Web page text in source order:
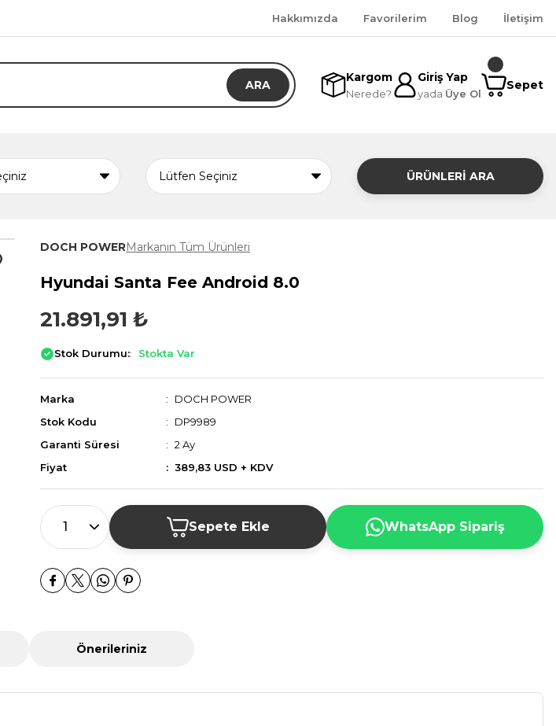
Hakkımızda Favorilerim Blog İletişim
ARA
Kargom
Nerede?
Giriş Yap
yada Üye Ol
Sepet
ÜRÜNLERİ ARA
DOCH POWERMarkanın Tüm Ürünleri
Hyundai Santa Fee Android 8.0
21.891,91 ₺
Stok Durumu: Stokta Var
Marka
DOCH POWER
Stok Kodu
DP9989
Garanti Süresi
2 Ay
Fiyat
389,83 USD + KDV
Sepete Ekle WhatsApp Sipariş
Önerileriniz